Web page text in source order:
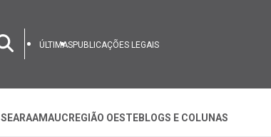
ÚLTIMASPUBLICAÇÕES LEGAIS
SEARAAMAUC REGIÃO OESTEBLOGS E COLUNAS